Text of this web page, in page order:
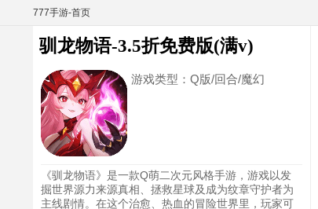
777手游-首页
驯龙物语-3.5折免费版(满v)
游戏类型： Q版/回合/魔幻
《驯龙物语》是一款Q萌二次元风格手游，游戏以发
掘世界源力来源真相、拯救星球及成为纹章守护者为
主线剧情。在这个治愈、热血的冒险世界里，玩家可